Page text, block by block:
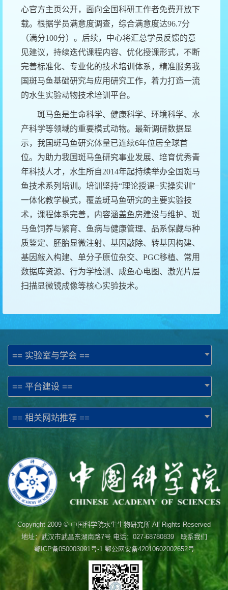
心官方主页公开，面向全国科研工作者免费开放下
载。 根据学员满意度调查， 综合满意度达96.7分
（满分100分）。 后续， 中心将汇总学员反馈的意
见建议，持续迭代课程内容、优化授课形式，不断
完善标准化、专业化的技术培训体系，精准服务我
国斑马鱼基础研究与应用研究工作，着力打造一流
的水生实验动物技术培训平台。
斑马鱼是生命科学、健康科学、环境科学、水
产科学等领域的重要模式动物。最新调研数据显
示，我国斑马鱼研究体量已连续6年位居全球首
位。 为助力我国斑马鱼研究事业发展、培育优秀青
年科技人才， 水生所自2014年起持续举办全国斑马
鱼技术系列培训。培训坚持“理论授课+实操实训”
一体化教学模式，覆盖斑马鱼研究的主要实验技
术，课程体系完善，内容涵盖鱼房建设与维护、斑
马鱼饲养与繁育、鱼病与健康管理、品系保藏与种
质鉴定、胚胎显微注射、基因敲除、转基因构建、
基因敲入构建、单分子原位杂交、PGC移植、常用
数据库资源、行为学检测、成鱼心电图、激光片层
扫描显微镜成像等核心实验技术。
== 实验室与学会 ==
== 平台建设 ==
== 相关网站推荐 ==
Copyright 2009 © 中国科学院水生生物研究所 All Rights Reserved
地址：武汉市武昌东湖南路7号 电话：027-68780839 联系我们
鄂ICP备050003091号-1鄂公网安备42010602002652号